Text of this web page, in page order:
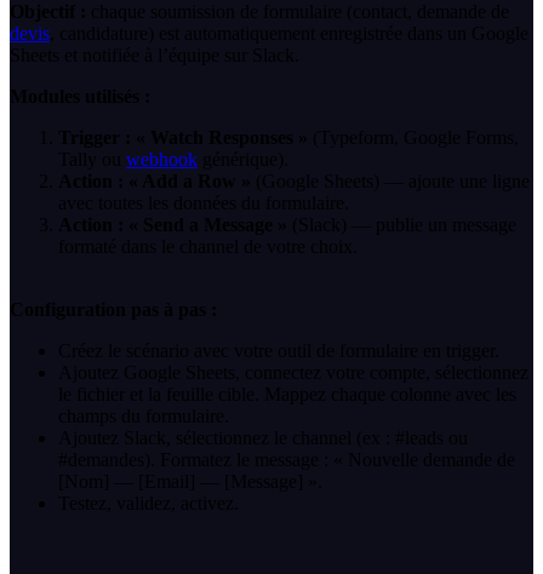
Objectif : chaque soumission de formulaire (contact, demande de
devis, candidature) est automatiquement enregistrée dans un Google
Sheets et notifiée à l’équipe sur Slack.
Modules utilisés :
Trigger : « Watch Responses » (Typeform, Google Forms,
Tally ou webhook générique).
Action : « Add a Row » (Google Sheets) — ajoute une ligne
avec toutes les données du formulaire.
Action : « Send a Message » (Slack) — publie un message
formaté dans le channel de votre choix.
Configuration pas à pas :
Créez le scénario avec votre outil de formulaire en trigger.
Ajoutez Google Sheets, connectez votre compte, sélectionnez
le fichier et la feuille cible. Mappez chaque colonne avec les
champs du formulaire.
Ajoutez Slack, sélectionnez le channel (ex : #leads ou
#demandes). Formatez le message : « Nouvelle demande de
[Nom] — [Email] — [Message] ».
Testez, validez, activez.